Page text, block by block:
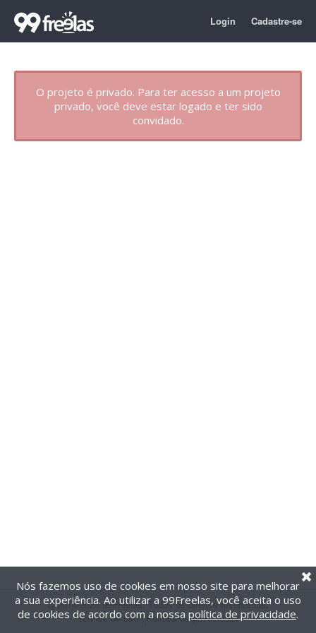
Login Cadastre-se
O projeto é privado. Para ter acesso a um projeto
privado, você deve estar logado e ter sido
convidado.
@2014-2026 99Freelas. Todos os direitos reservados.
Termos de uso| Política de privacidade
Nós fazemos uso de cookies em nosso site para melhorar
a sua experiência. Ao utilizar a 99Freelas, você aceita o uso
de cookies de acordo com a nossa política de privacidade.